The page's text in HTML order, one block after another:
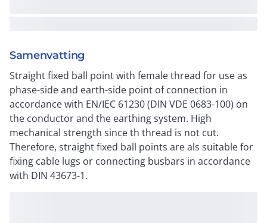
Samenvatting
Straight fixed ball point with female thread for use as
phase-side and earth-side point of connection in
accordance with EN/IEC 61230 (DIN VDE 0683-100) on
the conductor and the earthing system. High
mechanical strength since th thread is not cut.
Therefore, straight fixed ball points are als suitable for
fixing cable lugs or connecting busbars in accordance
with DIN 43673-1.